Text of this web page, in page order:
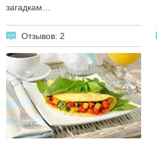
загадкам…
Отзывов: 2